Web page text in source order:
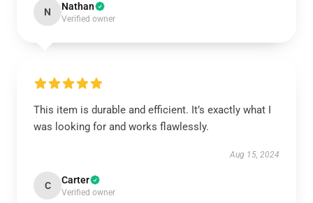
N Nathan
Verified owner
This item is durable and efficient. It’s exactly what I
was looking for and works flawlessly.
Aug 15, 2024
C Carter
Verified owner